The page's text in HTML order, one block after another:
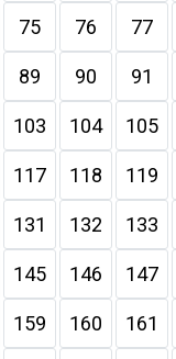
75 76 77
89 90 91
103 104 105
117 118 119
131 132 133
145 146 147
159 160 161